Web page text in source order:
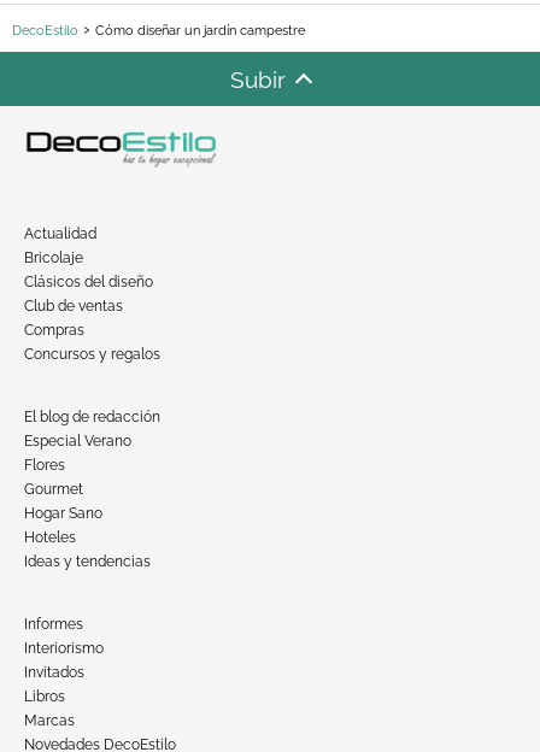
DecoEstilo Cómo diseñar un jardín campestre
Subir
Actualidad
Bricolaje
Clásicos del diseño
Club de ventas
Compras
Concursos y regalos
El blog de redacción
Especial Verano
Flores
Gourmet
Hogar Sano
Hoteles
Ideas y tendencias
Informes
Interiorismo
Invitados
Libros
Marcas
Novedades DecoEstilo